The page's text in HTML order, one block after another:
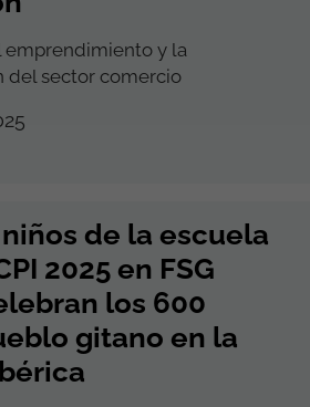
emprendimiento y la
del sector comercio
niños de la escuela
2025 en FSG
los 600
gitano en la